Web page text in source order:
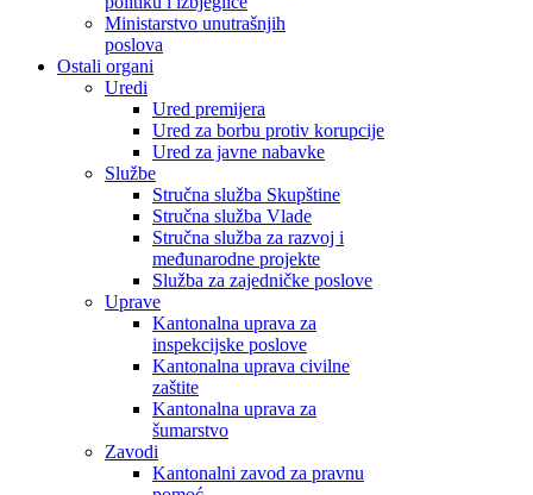
Ministarstvo unutrašnjih
poslova
Ostali organi
Uredi
Ured premijera
Ured za borbu protiv korupcije
Ured za javne nabavke
Službe
Stručna služba Skupštine
Stručna služba Vlade
Stručna služba za razvoj i
međunarodne projekte
Služba za zajedničke poslove
Uprave
Kantonalna uprava za
inspekcijske poslove
Kantonalna uprava civilne
zaštite
Kantonalna uprava za
šumarstvo
Zavodi
Kantonalni zavod za pravnu